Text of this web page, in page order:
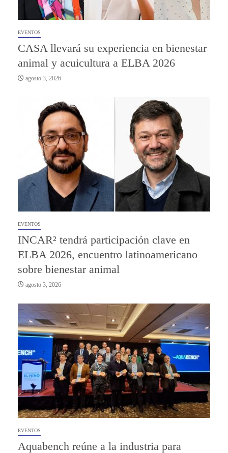
EVENTOS
CASA llevará su experiencia en bienestar
animal y acuicultura a ELBA 2026
agosto 3, 2026
EVENTOS
INCAR² tendrá participación clave en
ELBA 2026, encuentro latinoamericano
sobre bienestar animal
agosto 3, 2026
EVENTOS
Aquabench reúne a la industria para